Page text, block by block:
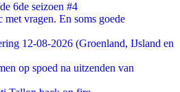
6de seizoen #4
vragen. En soms goede
12-08-2026 (Groenland, IJsland en
op spoed na uitzenden van